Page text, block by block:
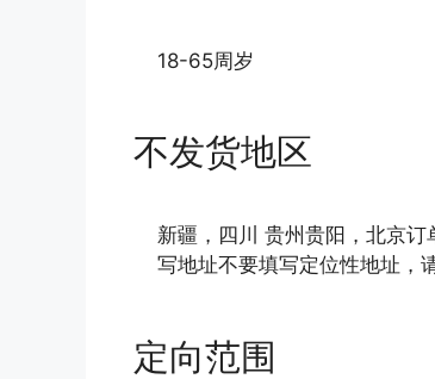
18-65周岁
不发货地区
新疆，四川 贵州贵阳，北京
写地址不要填写定位性地址，
定向范围